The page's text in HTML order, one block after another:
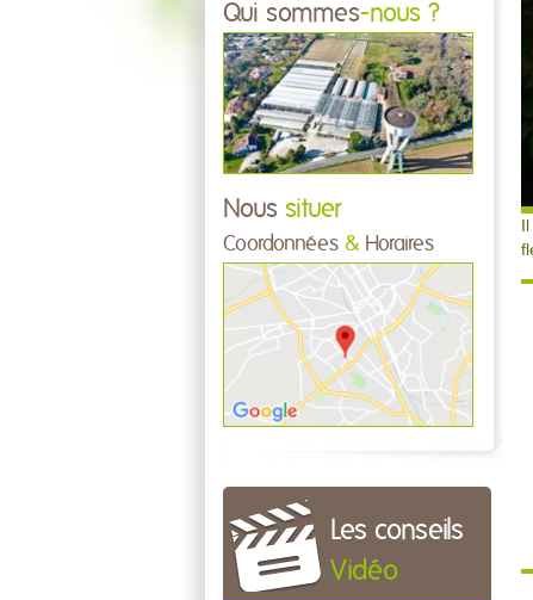
Qui sommes-nous ?
Nous situer
Coordonnées & Horaires
Les conseils
Vidéo